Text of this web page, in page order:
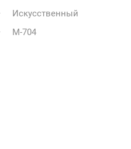
Искусственный
M-704